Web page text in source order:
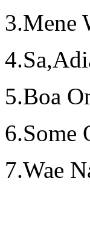
3.Mene
5.Boa
6.Some
7.Wae